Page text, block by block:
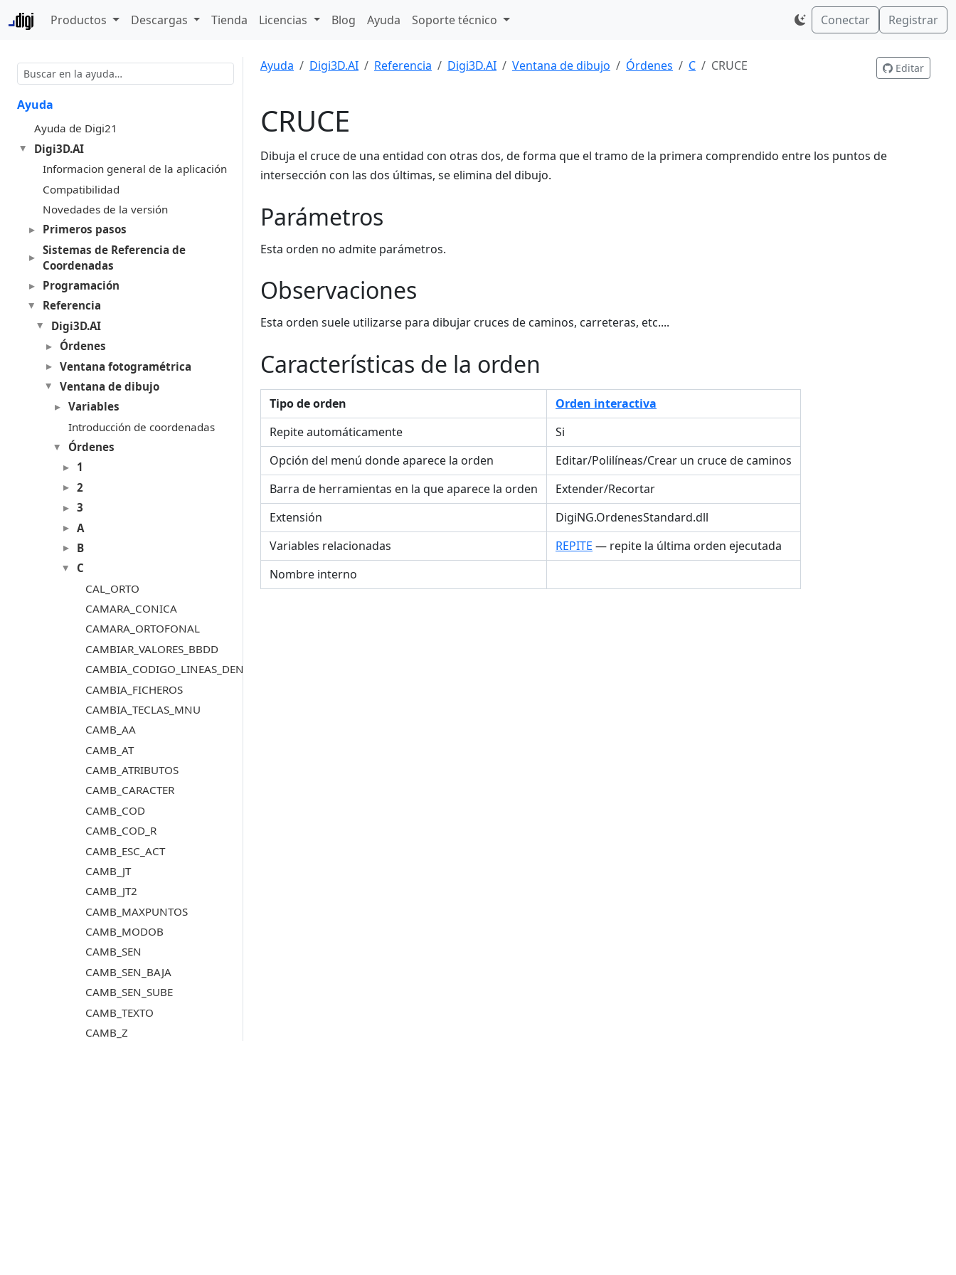
Productos Descargas Tienda Licencias Blog Ayuda Soporte técnico Conectar Registrar
Ayuda
Ayuda de Digi21
Digi3D.AI
Informacion general de la aplicación
Compatibilidad
Novedades de la versión
Primeros pasos
Sistemas de Referencia de
Coordenadas
Programación
Referencia
Digi3D.AI
Órdenes
Ventana fotogramétrica
Ventana de dibujo
Variables
Introducción de coordenadas
Órdenes
1
2
3
A
B
C
CAL_ORTO
CAMARA_CONICA
CAMARA_ORTOFONAL
CAMBIAR_VALORES_BBDD
CAMBIA_CODIGO_LINEAS_DENTRO_POLIGONOS_TOPOLOGIA
CAMBIA_FICHEROS
CAMBIA_TECLAS_MNU
CAMB_AA
CAMB_AT
CAMB_ATRIBUTOS
CAMB_CARACTER
CAMB_COD
CAMB_COD_R
CAMB_ESC_ACT
CAMB_JT
CAMB_JT2
CAMB_MAXPUNTOS
CAMB_MODOB
CAMB_SEN
CAMB_SEN_BAJA
CAMB_SEN_SUBE
CAMB_TEXTO
CAMB_Z
Ayuda Digi3D.AI Referencia Digi3D.AI Ventana de dibujo Órdenes C CRUCE Editar
CRUCE
Dibuja el cruce de una entidad con otras dos, de forma que el tramo de la primera comprendido entre los puntos de
intersección con las dos últimas, se elimina del dibujo.
Parámetros
Esta orden no admite parámetros.
Observaciones
Esta orden suele utilizarse para dibujar cruces de caminos, carreteras, etc....
Características de la orden
Tipo de orden
Orden interactiva
Repite automáticamente
Si
Opción del menú donde aparece la orden
Editar/Polilíneas/Crear un cruce de caminos
Barra de herramientas en la que aparece la orden
Extender/Recortar
Extensión
DigiNG.OrdenesStandard.dll
Variables relacionadas
REPITE — repite la última orden ejecutada
Nombre interno